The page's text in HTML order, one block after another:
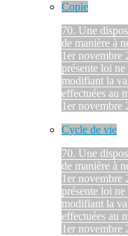
Copie
70. Une
de manière à
1er novembre
présente loi
modifiant la
effectuées au
1er novembre
Cycle de vie
70. Une
de manière à
1er novembre
présente loi
modifiant la
effectuées au
1er novembre